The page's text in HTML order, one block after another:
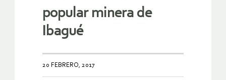
popular minera de
Ibagué
20 FEBRERO, 2017